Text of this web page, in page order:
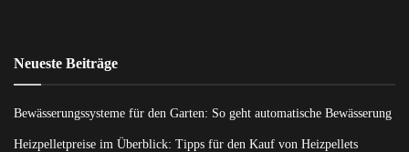
Neueste Beiträge
Bewässerungssysteme für den Garten: So geht automatische Bewässerung
Heizpelletpreise im Überblick: Tipps für den Kauf von Heizpellets